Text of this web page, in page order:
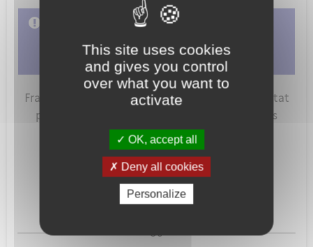
This site uses cookies
and gives you control
over what you want to
activate
OK, accept all
Deny all cookies
Personalize
L'accès à cette démarche ne vous est pas
autorisé. Afin d'y avoir accès, vous devez
vous connecterouvous créer un compte
FranceConnect est la solution proposée par l'Etat
pour sécuriser et simplifier la connexion à vos
services en ligne.
Qu'est-ce que FranceConnect ?
ou